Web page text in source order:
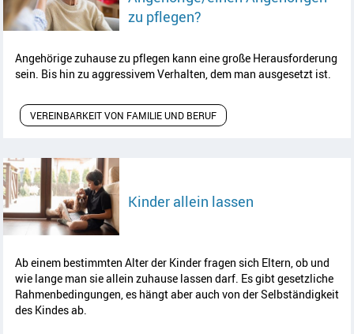
zu pflegen?Artikel lesen
Angehörige zuhause zu pflegen kann eine große Herausforderung
sein. Bis hin zu aggressivem Verhalten, dem man ausgesetzt ist.
VEREINBARKEIT VON FAMILIE UND BERUF
Kinder allein lassenArtikel lesen
Ab einem bestimmten Alter der Kinder fragen sich Eltern, ob und
wie lange man sie allein zuhause lassen darf. Es gibt gesetzliche
Rahmenbedingungen, es hängt aber auch von der Selbständigkeit
des Kindes ab.